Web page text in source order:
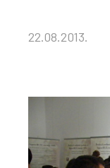
22.08.2013.